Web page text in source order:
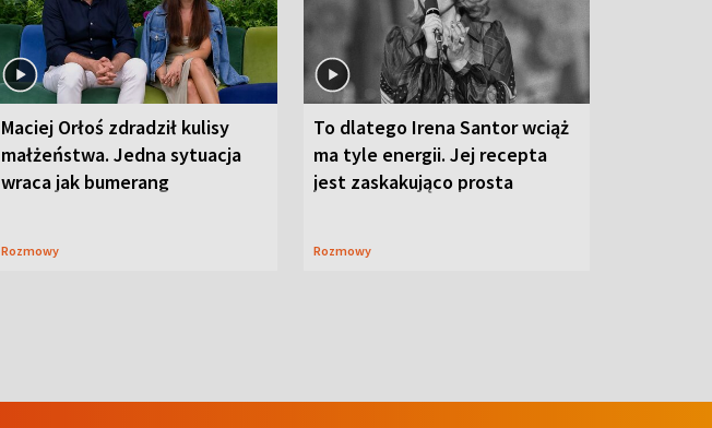
Maciej Orłoś zdradził kulisy
małżeństwa. Jedna sytuacja
wraca jak bumerang
Rozmowy
To dlatego Irena Santor wciąż
ma tyle energii. Jej recepta
jest zaskakująco prosta
Rozmowy